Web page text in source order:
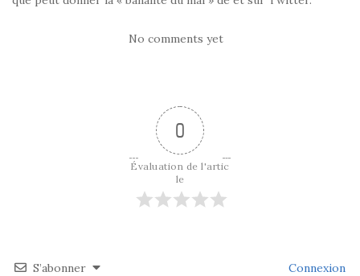
No comments yet
0
Évaluation de l'artic
le
S’abonner Connexion